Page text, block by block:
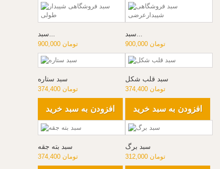
900,000 تومان 900,000 تومان
سبد قلب شکل
374,400 تومان
افزودن به سبد خرید
سبد ستاره
374,400 تومان
افزودن به سبد خرید
سبد برگ
312,000 تومان
سبد بته جقه
374,400 تومان